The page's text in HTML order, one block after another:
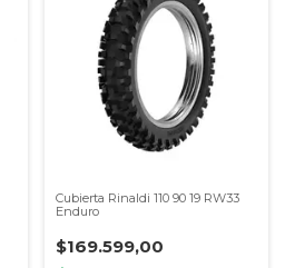
Cubierta Rinaldi 110 90 19 RW33
Enduro
$169.599,00